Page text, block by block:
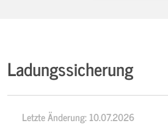
Ladungssicherung
Letzte Änderung: 10.07.2026